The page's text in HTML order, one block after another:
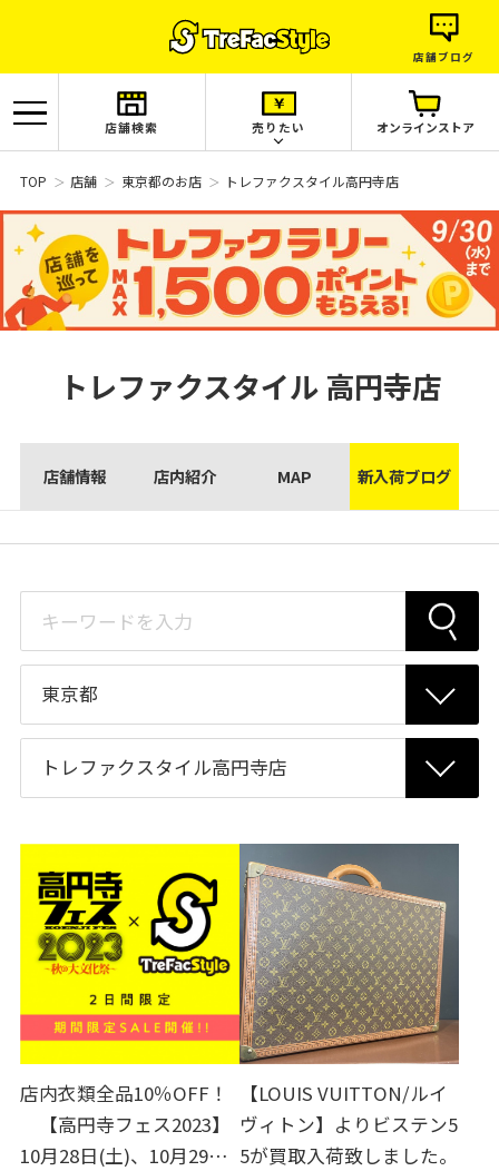
店舗ブログ
店舗検索 売りたい オンラインストア
TOP 店舗 東京都のお店 トレファクスタイル高円寺店
トレファクスタイル 高円寺店
店舗情報 店内紹介 MAP 新入荷ブログ
店内衣類全品10％OFF！
【高円寺フェス2023】
10月28日(土)、10月29日
【LOUIS VUITTON/ルイ
ヴィトン】よりビステン5
5が買取入荷致しました。